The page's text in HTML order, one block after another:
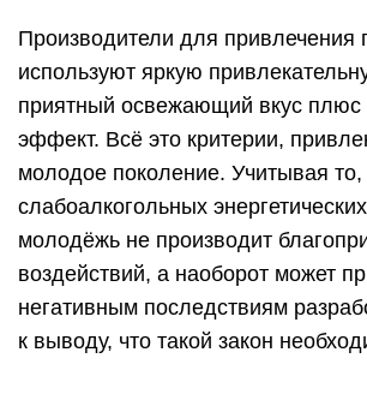
Производители для привлечения
используют яркую
приятный освежающий вкус
эффект. Всё это критерии,
молодое поколение. Учитывая
слабоалкогольных
молодёжь не производит
воздействий, а наоборот может
негативным последствиям
к выводу, что такой закон